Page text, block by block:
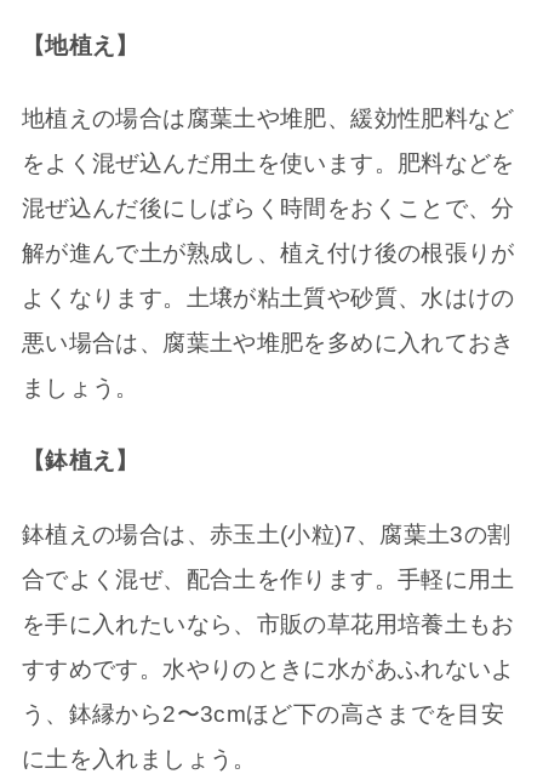
【地植え】
地植えの場合は腐葉土や堆肥、緩効性肥料など
をよく混ぜ込んだ用土を使います。肥料などを
混ぜ込んだ後にしばらく時間をおくことで、分
解が進んで土が熟成し、植え付け後の根張りが
よくなります。土壌が粘土質や砂質、水はけの
悪い場合は、腐葉土や堆肥を多めに入れておき
ましょう。
【鉢植え】
鉢植えの場合は、赤玉土(小粒)7、腐葉土3の割
合でよく混ぜ、配合土を作ります。手軽に用土
を手に入れたいなら、市販の草花用培養土もお
すすめです。水やりのときに水があふれないよ
う、鉢縁から2〜3cmほど下の高さまでを目安
に土を入れましょう。